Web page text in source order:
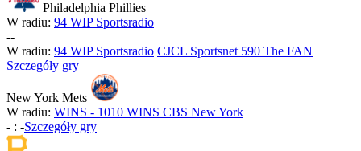
Philadelphia Phillies
W radiu: 94 WIP Sportsradio
--
W radiu: 94 WIP Sportsradio CJCL Sportsnet 590 The FAN
Szczegóły gry
New York Mets
W radiu: WINS - 1010 WINS CBS New York
- : -Szczegóły gry